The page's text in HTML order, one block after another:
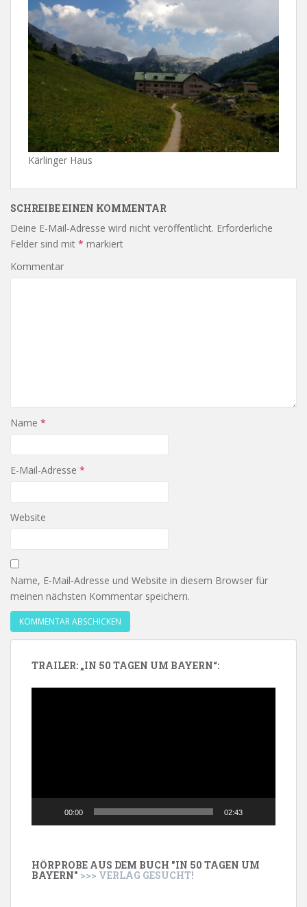
Kärlinger Haus
SCHREIBE EINEN KOMMENTAR
Deine E-Mail-Adresse wird nicht veröffentlicht. Erforderliche
Felder sind mit * markiert
Kommentar
Name *
E-Mail-Adresse *
Website
Name, E-Mail-Adresse und Website in diesem Browser für
meinen nächsten Kommentar speichern.
TRAILER: „IN 50 TAGEN UM BAYERN“:
00:00 02:43
HÖRPROBE AUS DEM BUCH "IN 50 TAGEN UM
BAYERN" >>> VERLAG GESUCHT!